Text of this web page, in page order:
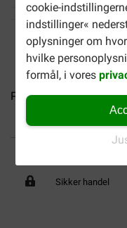
cookie-
indstillinger«
oplysninger om
hvilke
formål, i vores
Purina One Adult med...
Op til 40% billigere
Sikker handel